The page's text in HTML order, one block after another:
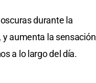
durante la
y aumenta la sensación
a lo largo del día.